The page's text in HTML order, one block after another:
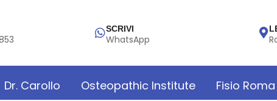
SCRIVI
WhatsApp
Dr. Carollo Osteopathic Institute Fisio